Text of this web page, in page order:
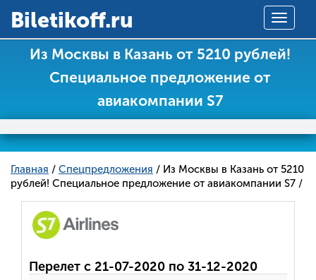
Toggle
Вiletikoff.ru
Из Москвы в Казань от 5210 рублей!
Специальное предложение от
авиакомпании S7
Главная / Спецпредложения / Из Москвы в Казань от 5210
рублей! Специальное предложение от авиакомпании S7 /
Перелет с 21-07-2020 по 31-12-2020